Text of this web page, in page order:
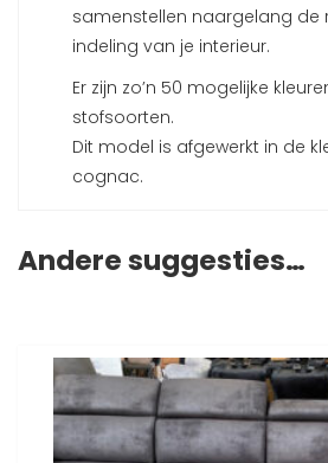
samenstellen naargelang de
indeling van je interieur.
Er zijn zo’n 50 mogelijke
stofsoorten.
Dit model is afgewerkt in de
cognac.
Andere suggesties…